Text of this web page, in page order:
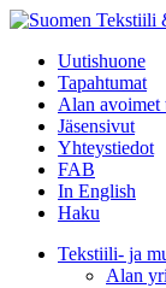
Uutishuone
Tapahtumat
Alan avoimet
Jäsensivut
Yhteystiedot
FAB
In English
Haku
Tekstiili- ja
Alan